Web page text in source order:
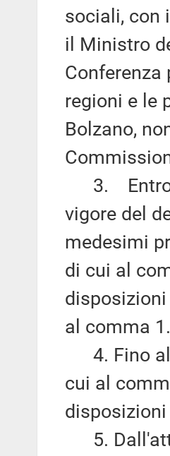
sociali, con
il Ministro
Conferenza
regioni e le
Bolzano,
3. Entro
vigore del
medesimi
di cui al
al comma 1.
4. Fino
cui al
5.